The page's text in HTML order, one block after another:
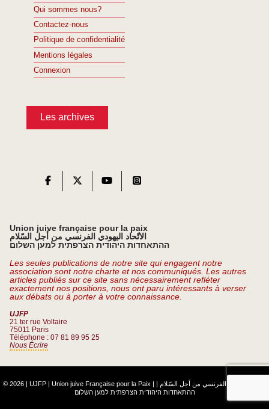
Qui sommes nous?
Contactez-nous
Politique de confidentialité
Mentions légales
Connexion
Les archives
Union juive française pour la paix
الاتّحاد اليهودي الفرنسي من أجل السّلام
ההתאחדות היהודית הצרפתית למען השלום
Les seules publications de notre site qui engagent notre
association sont notre charte et nos communiqués. Les autres
articles publiés sur ce site sans nécessairement refléter
exactement nos positions, nous ont paru intéressants à verser
aux débats ou à porter à votre connaissance.
UJFP
21 ter rue Voltaire
75011 Paris
Téléphone : 07 81 89 95 25
Nous Écrire
© 2026 | UJFP | Union juive Française pour la Paix | الاتّحاد اليهودي الفرنسي من أجل السّلام |
ההתאחדות היהודית הצרפתית למען השלום